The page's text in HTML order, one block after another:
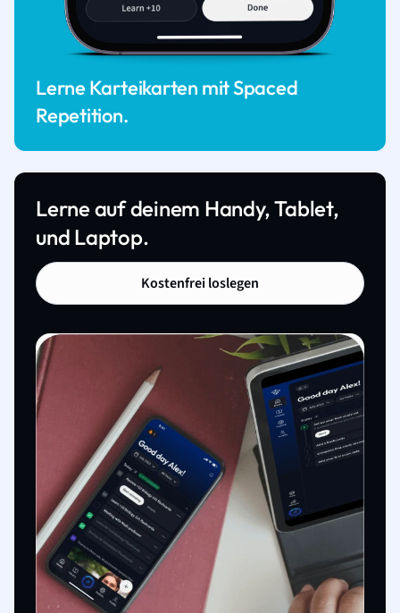
Lerne Karteikarten mit Spaced
Repetition.
Lerne auf deinem Handy, Tablet,
und Laptop.
Kostenfrei loslegen